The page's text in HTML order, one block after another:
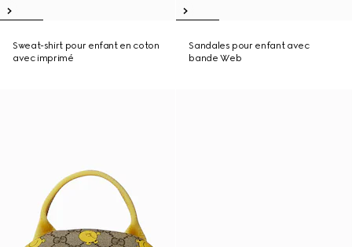
Sweat-shirt pour enfant en coton
avec imprimé
Sandales pour enfant avec
bande Web